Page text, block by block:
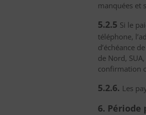
manquées et
5.2.5 Si le
téléphone,
d’échéance
de Nord,
confirmation
5.2.6. Les
6.